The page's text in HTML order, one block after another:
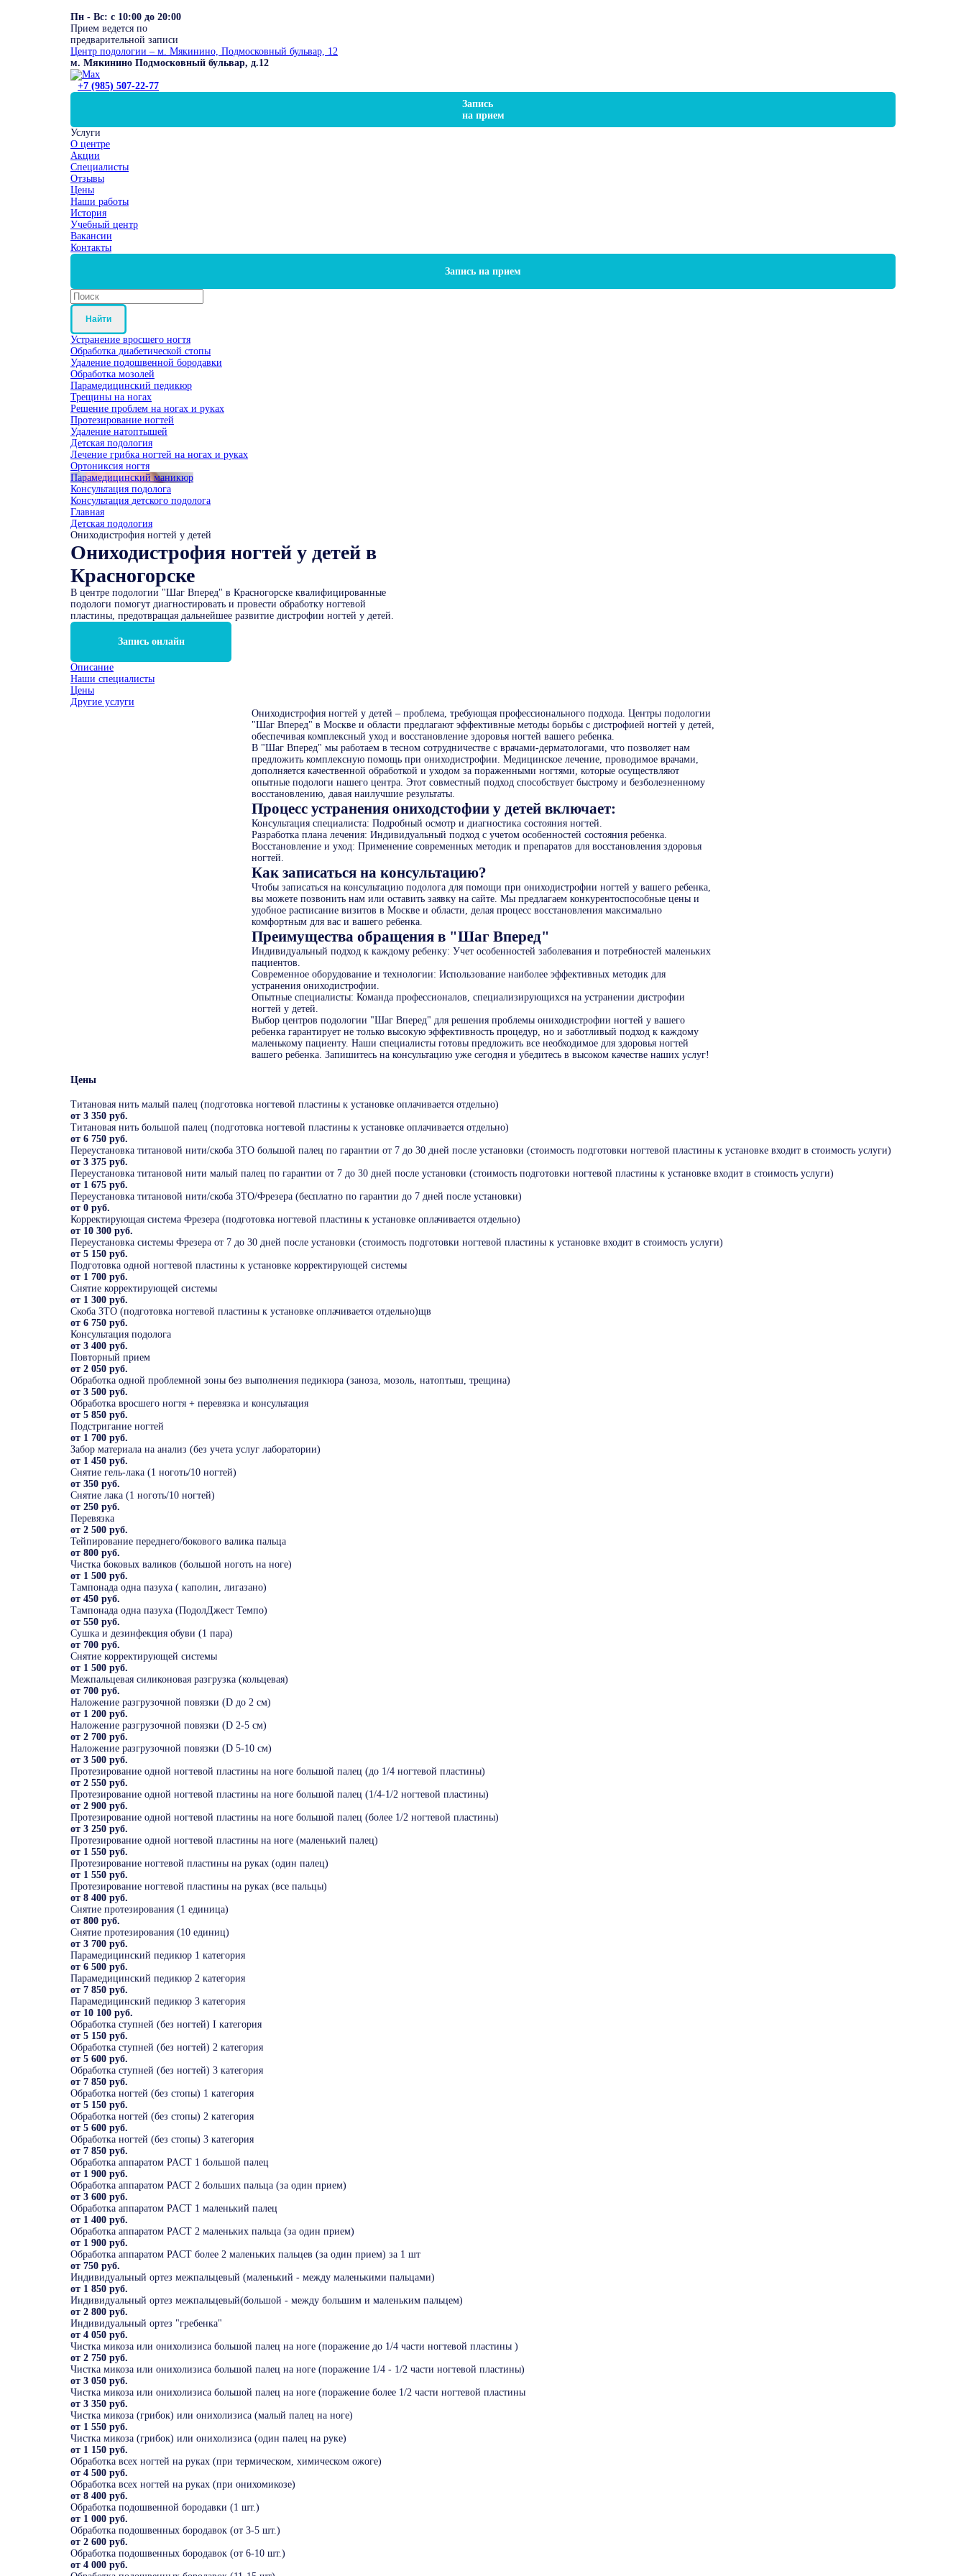
Пн - Вс: с 10:00 до 20:00
Прием ведется по
предварительной записи
Центр подологии – м. Мякинино, Подмосковный бульвар, 12
м. Мякинино Подмосковный бульвар, д.12
+7 (985) 507-22-77
Запись
на прием
Услуги
О центре
Акции
Специалисты
Отзывы
Цены
Наши работы
История
Учебный центр
Вакансии
Контакты
Запись на прием
Найти
Устранение вросшего ногтя
Обработка диабетической стопы
Удаление подошвенной бородавки
Обработка мозолей
Парамедицинский педикюр
Трещины на ногах
Решение проблем на ногах и руках
Протезирование ногтей
Удаление натоптышей
Детская подология
Лечение грибка ногтей на ногах и руках
Ортониксия ногтя
Парамедицинский маникюр
Консультация подолога
Консультация детского подолога
Главная
Детская подология
Ониходистрофия ногтей у детей
Ониходистрофия ногтей у детей в
Красногорске
В центре подологии "Шаг Вперед" в Красногорске квалифицированные
подологи помогут диагностировать и провести обработку ногтевой
пластины, предотвращая дальнейшее развитие дистрофии ногтей у детей.
Запись онлайн
Описание
Наши специалисты
Цены
Другие услуги
Ониходистрофия ногтей у детей – проблема, требующая профессионального подхода. Центры подологии
"Шаг Вперед" в Москве и области предлагают эффективные методы борьбы с дистрофией ногтей у детей,
обеспечивая комплексный уход и восстановление здоровья ногтей вашего ребенка.
В "Шаг Вперед" мы работаем в тесном сотрудничестве с врачами-дерматологами, что позволяет нам
предложить комплексную помощь при ониходистрофии. Медицинское лечение, проводимое врачами,
дополняется качественной обработкой и уходом за пораженными ногтями, которые осуществляют
опытные подологи нашего центра. Этот совместный подход способствует быстрому и безболезненному
восстановлению, давая наилучшие результаты.
Процесс устранения ониходстофии у детей включает:
Консультация специалиста: Подробный осмотр и диагностика состояния ногтей.
Разработка плана лечения: Индивидуальный подход с учетом особенностей состояния ребенка.
Восстановление и уход: Применение современных методик и препаратов для восстановления здоровья
ногтей.
Как записаться на консультацию?
Чтобы записаться на консультацию подолога для помощи при ониходистрофии ногтей у вашего ребенка,
вы можете позвонить нам или оставить заявку на сайте. Мы предлагаем конкурентоспособные цены и
удобное расписание визитов в Москве и области, делая процесс восстановления максимально
комфортным для вас и вашего ребенка.
Преимущества обращения в "Шаг Вперед"
Индивидуальный подход к каждому ребенку: Учет особенностей заболевания и потребностей маленьких
пациентов.
Современное оборудование и технологии: Использование наиболее эффективных методик для
устранения ониходистрофии.
Опытные специалисты: Команда профессионалов, специализирующихся на устранении дистрофии
ногтей у детей.
Выбор центров подологии "Шаг Вперед" для решения проблемы ониходистрофии ногтей у вашего
ребенка гарантирует не только высокую эффективность процедур, но и заботливый подход к каждому
маленькому пациенту. Наши специалисты готовы предложить все необходимое для здоровья ногтей
вашего ребенка. Запишитесь на консультацию уже сегодня и убедитесь в высоком качестве наших услуг!
Цены
Титановая нить малый палец (подготовка ногтевой пластины к установке оплачивается отдельно)
от 3 350 руб.
Титановая нить большой палец (подготовка ногтевой пластины к установке оплачивается отдельно)
от 6 750 руб.
Переустановка титановой нити/скоба 3ТО большой палец по гарантии от 7 до 30 дней после установки (стоимость подготовки ногтевой пластины к установке входит в стоимость услуги)
от 3 375 руб.
Переустановка титановой нити малый палец по гарантии от 7 до 30 дней после установки (стоимость подготовки ногтевой пластины к установке входит в стоимость услуги)
от 1 675 руб.
Переустановка титановой нити/скоба 3ТО/Фрезера (бесплатно по гарантии до 7 дней после установки)
от 0 руб.
Корректирующая система Фрезера (подготовка ногтевой пластины к установке оплачивается отдельно)
от 10 300 руб.
Переустановка системы Фрезера от 7 до 30 дней после установки (стоимость подготовки ногтевой пластины к установке входит в стоимость услуги)
от 5 150 руб.
Подготовка одной ногтевой пластины к установке корректирующей системы
от 1 700 руб.
Снятие корректирующей системы
от 1 300 руб.
Скоба 3ТО (подготовка ногтевой пластины к установке оплачивается отдельно)щв
от 6 750 руб.
Консультация подолога
от 3 400 руб.
Повторный прием
от 2 050 руб.
Обработка одной проблемной зоны без выполнения педикюра (заноза, мозоль, натоптыш, трещина)
от 3 500 руб.
Обработка вросшего ногтя + перевязка и консультация
от 5 850 руб.
Подстригание ногтей
от 1 700 руб.
Забор материала на анализ (без учета услуг лаборатории)
от 1 450 руб.
Снятие гель-лака (1 ноготь/10 ногтей)
от 350 руб.
Снятие лака (1 ноготь/10 ногтей)
от 250 руб.
Перевязка
от 2 500 руб.
Тейпирование переднего/бокового валика пальца
от 800 руб.
Чистка боковых валиков (большой ноготь на ноге)
от 1 500 руб.
Тампонада одна пазуха ( каполин, лигазано)
от 450 руб.
Тампонада одна пазуха (ПодолДжест Темпо)
от 550 руб.
Сушка и дезинфекция обуви (1 пара)
от 700 руб.
Снятие корректирующей системы
от 1 500 руб.
Межпальцевая силиконовая разгрузка (кольцевая)
от 700 руб.
Наложение разгрузочной повязки (D до 2 см)
от 1 200 руб.
Наложение разгрузочной повязки (D 2-5 см)
от 2 700 руб.
Наложение разгрузочной повязки (D 5-10 см)
от 3 500 руб.
Протезирование одной ногтевой пластины на ноге большой палец (до 1/4 ногтевой пластины)
от 2 550 руб.
Протезирование одной ногтевой пластины на ноге большой палец (1/4-1/2 ногтевой пластины)
от 2 900 руб.
Протезирование одной ногтевой пластины на ноге большой палец (более 1/2 ногтевой пластины)
от 3 250 руб.
Протезирование одной ногтевой пластины на ноге (маленький палец)
от 1 550 руб.
Протезирование ногтевой пластины на руках (один палец)
от 1 550 руб.
Протезирование ногтевой пластины на руках (все пальцы)
от 8 400 руб.
Снятие протезирования (1 единица)
от 800 руб.
Снятие протезирования (10 единиц)
от 3 700 руб.
Парамедицинский педикюр 1 категория
от 6 500 руб.
Парамедицинский педикюр 2 категория
от 7 850 руб.
Парамедицинский педикюр 3 категория
от 10 100 руб.
Обработка ступней (без ногтей) I категория
от 5 150 руб.
Обработка ступней (без ногтей) 2 категория
от 5 600 руб.
Обработка ступней (без ногтей) 3 категория
от 7 850 руб.
Обработка ногтей (без стопы) 1 категория
от 5 150 руб.
Обработка ногтей (без стопы) 2 категория
от 5 600 руб.
Обработка ногтей (без стопы) 3 категория
от 7 850 руб.
Обработка аппаратом PACT 1 большой палец
от 1 900 руб.
Обработка аппаратом PACT 2 больших пальца (за один прием)
от 3 600 руб.
Обработка аппаратом PACT 1 маленький палец
от 1 400 руб.
Обработка аппаратом PACT 2 маленьких пальца (за один прием)
от 1 900 руб.
Обработка аппаратом PACT более 2 маленьких пальцев (за один прием) за 1 шт
от 750 руб.
Индивидуальный ортез межпальцевый (маленький - между маленькими пальцами)
от 1 850 руб.
Индивидуальный ортез межпальцевый(большой - между большим и маленьким пальцем)
от 2 800 руб.
Индивидуальный ортез "гребенка"
от 4 050 руб.
Чистка микоза или онихолизиса большой палец на ноге (поражение до 1/4 части ногтевой пластины )
от 2 750 руб.
Чистка микоза или онихолизиса большой палец на ноге (поражение 1/4 - 1/2 части ногтевой пластины)
от 3 050 руб.
Чистка микоза или онихолизиса большой палец на ноге (поражение более 1/2 части ногтевой пластины
от 3 350 руб.
Чистка микоза (грибок) или онихолизиса (малый палец на ноге)
от 1 550 руб.
Чистка микоза (грибок) или онихолизиса (один палец на руке)
от 1 150 руб.
Обработка всех ногтей на руках (при термическом, химическом ожоге)
от 4 500 руб.
Обработка всех ногтей на руках (при онихомикозе)
от 8 400 руб.
Обработка подошвенной бородавки (1 шт.)
от 1 000 руб.
Обработка подошвенных бородавок (от 3-5 шт.)
от 2 600 руб.
Обработка подошвенных бородавок (от 6-10 шт.)
от 4 000 руб.